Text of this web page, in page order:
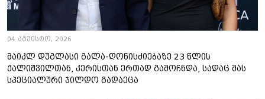
04 აგვისტო, 2026
მაიკლ დუგლასი გალა-ღონისძიებაზე 23 წლის
ქალიშვილთან, კერისთან ერთად გამოჩნდა, სადაც მას
სპეციალური ჯილდო გადაეცა